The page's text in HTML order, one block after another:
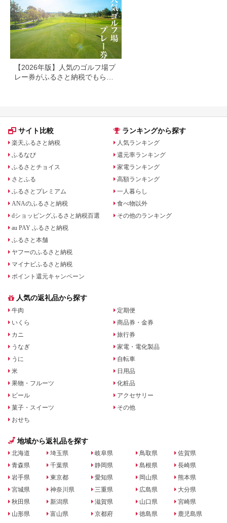
【2026年版】人気のゴルフ場プ
レー券がふるさと納税でもらえ
サイト比較
楽天ふるさと納税
ふるなび
ふるさとチョイス
さとふる
ふるさとプレミアム
ANAのふるさと納税
dショッピングふるさと納税百選
au PAY ふるさと納税
ふるさと本舗
ヤフーのふるさと納税
マイナビふるさと納税
ポイント還元キャンペーン
ランキングから探す
人気ランキング
還元率ランキング
家電ランキング
高額ランキング
一人暮らし
食べ物以外
その他のランキング
人気の返礼品から探す
牛肉
いくら
カニ
うなぎ
うに
米
果物・フルーツ
ビール
菓子・スイーツ
おせち
定期便
商品券・金券
旅行券
家電・電化製品
自転車
日用品
化粧品
アクセサリー
その他
地域から返礼品を探す
北海道
青森県
岩手県
宮城県
秋田県
山形県
埼玉県
千葉県
東京都
神奈川県
新潟県
富山県
岐阜県
静岡県
愛知県
三重県
滋賀県
京都府
鳥取県
島根県
岡山県
広島県
山口県
徳島県
佐賀県
長崎県
熊本県
大分県
宮崎県
鹿児島県